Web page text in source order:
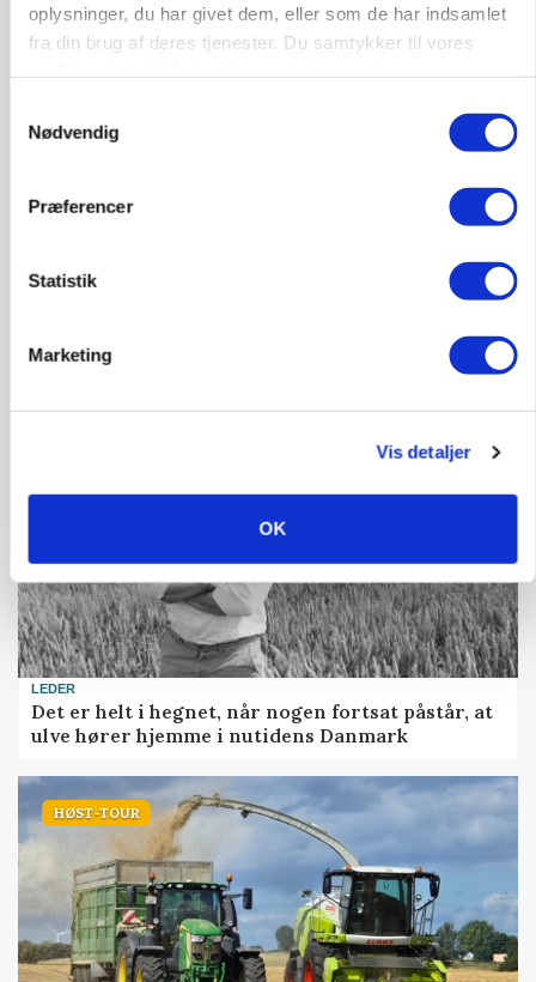
oplysninger, du har givet dem, eller som de har indsamlet
fra din brug af deres tjenester. Du samtykker til vores
Nødvendig
Præferencer
Statistik
Marketing
Vis detaljer
OK
Miljøstyrelsen vil undersøge TFA-mistanke mod
centralt insektmiddel
LEDER
Det er helt i hegnet, når nogen fortsat påstår, at
ulve hører hjemme i nutidens Danmark
HØST-TOUR